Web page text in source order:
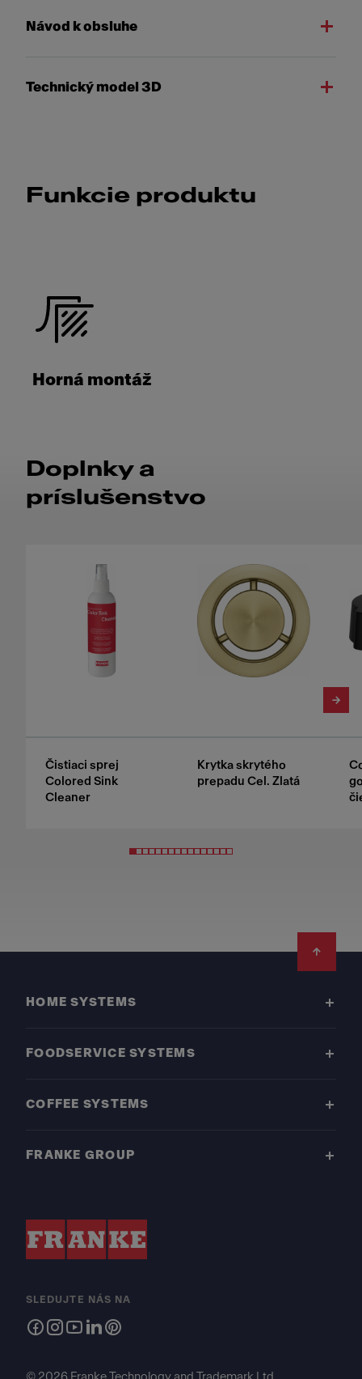
Návod k obsluhe
Technický model 3D
Funkcie produktu
Horná montáž
Doplnky a
príslušenstvo
Čistiaci sprej
Colored Sink
Cleaner
Krytka skrytého
prepadu Cel. Zlatá
HOME SYSTEMS
FOODSERVICE SYSTEMS
COFFEE SYSTEMS
FRANKE GROUP
SLEDUJTE NÁS NA